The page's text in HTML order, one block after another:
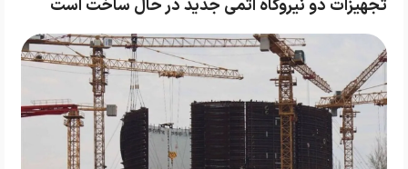
تجهیزات دو نیروگاه اتمی جدید در حال ساخت است